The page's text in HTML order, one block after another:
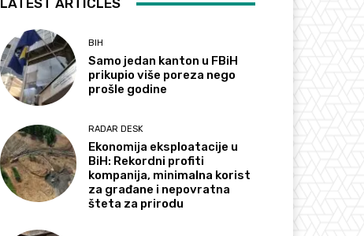
LATEST ARTICLES
BIH
Samo jedan kanton u FBiH
prikupio više poreza nego
prošle godine
RADAR DESK
Ekonomija eksploatacije u
BiH: Rekordni profiti
kompanija, minimalna korist
za građane i nepovratna
šteta za prirodu